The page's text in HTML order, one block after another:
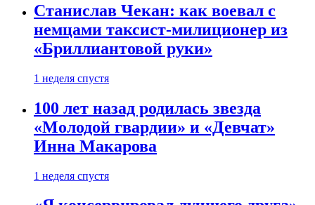
Станислав Чекан: как воевал с
немцами таксист-милиционер из
«Бриллиантовой руки»
1 неделя спустя
100 лет назад родилась звезда
«Молодой гвардии» и «Девчат»
Инна Макарова
1 неделя спустя